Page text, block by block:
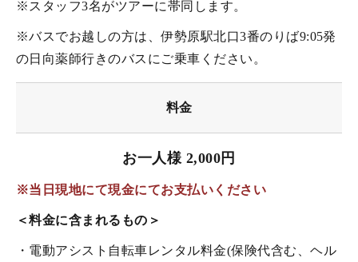
※スタッフ3名がツアーに帯同します。
※バスでお越しの方は、伊勢原駅北口3番のりば9:05発
の日向薬師行きのバスにご乗車ください。
料金
お一人様 2,000円
※当日現地にて現金にてお支払いください
＜料金に含まれるもの＞
・電動アシスト自転車レンタル料金(保険代含む、ヘル